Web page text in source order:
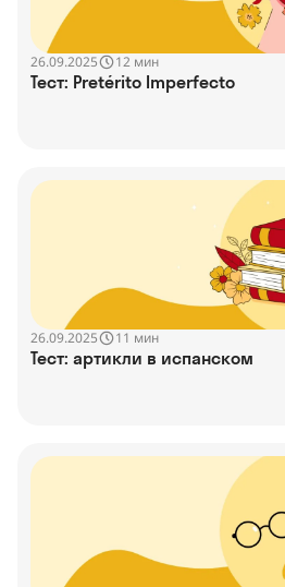
26.09.2025 12 мин
Тест: Pretérito Imperfecto
26.09.2025 11 мин
Тест: артикли в испанском